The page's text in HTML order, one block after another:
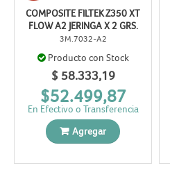
COMPOSITE FILTEK Z350 XT
FLOW A2 JERINGA X 2 GRS.
3M.7032-A2
Producto con Stock
$ 58.333,19
En Efectivo o Transferencia
$52.499,87
Agregar